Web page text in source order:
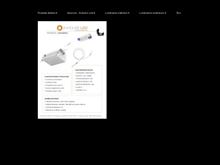
Produits Solaire ▾ Sources - Rubans Led ▾ Luminaires intérieur ▾ Luminaires extérieurs ▾ Torche - frontale